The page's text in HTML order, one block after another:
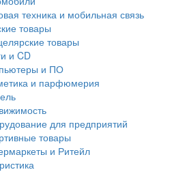
техника и мобильная связь
товары
товары
и CD
и ПО
и парфюмерия
для предприятий
товары
и Ритейл